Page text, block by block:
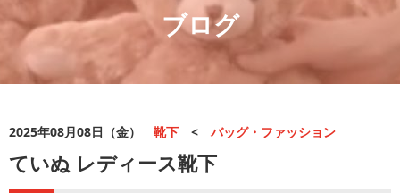
ブログ
2025年08月08日（金） 靴下 < バッグ・ファッション
ていぬ レディース靴下